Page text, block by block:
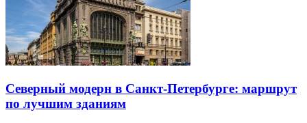
Северный модерн в Санкт-Петербурге: маршрут
по лучшим зданиям